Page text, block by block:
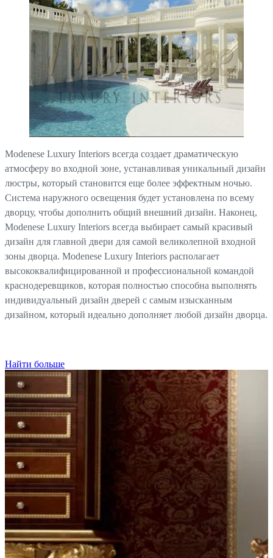
Modenese Luxury Interiors всегда создает драматическую
атмосферу во входной зоне, устанавливая уникальный дизайн
люстры, который становится еще более эффектным ночью.
Система наружного освещения будет установлена по всему
дворцу, чтобы дополнить общий внешний дизайн. Наконец,
Modenese Luxury Interiors всегда выбирает самый красивый
дизайн для главной двери для самой великолепной входной
зоны дворца. Modenese Luxury Interiors располагает
высококвалифицированной и профессиональной командой
краснодеревщиков, которая полностью способна выполнять
индивидуальный дизайн дверей с самым изысканным
дизайном, который идеально дополняет любой дизайн дворца.
Найти больше